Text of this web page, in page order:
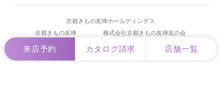
来店予約 カタログ請求 店舗一覧
九州
京都きもの友禅ホールディングス
京都きもの友禅
株式会社京都きもの友禅友の会